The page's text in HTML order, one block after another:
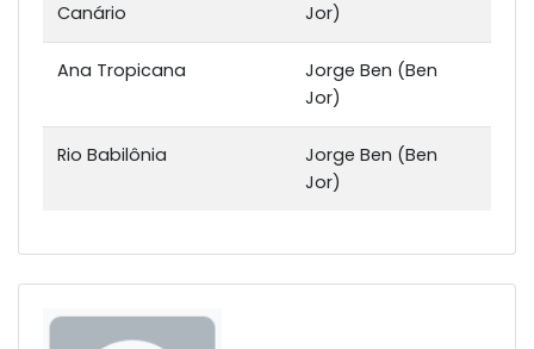
Canário
Jor)
Ana Tropicana
Jorge Ben (Ben
Jor)
Rio Babilônia
Jorge Ben (Ben
Jor)